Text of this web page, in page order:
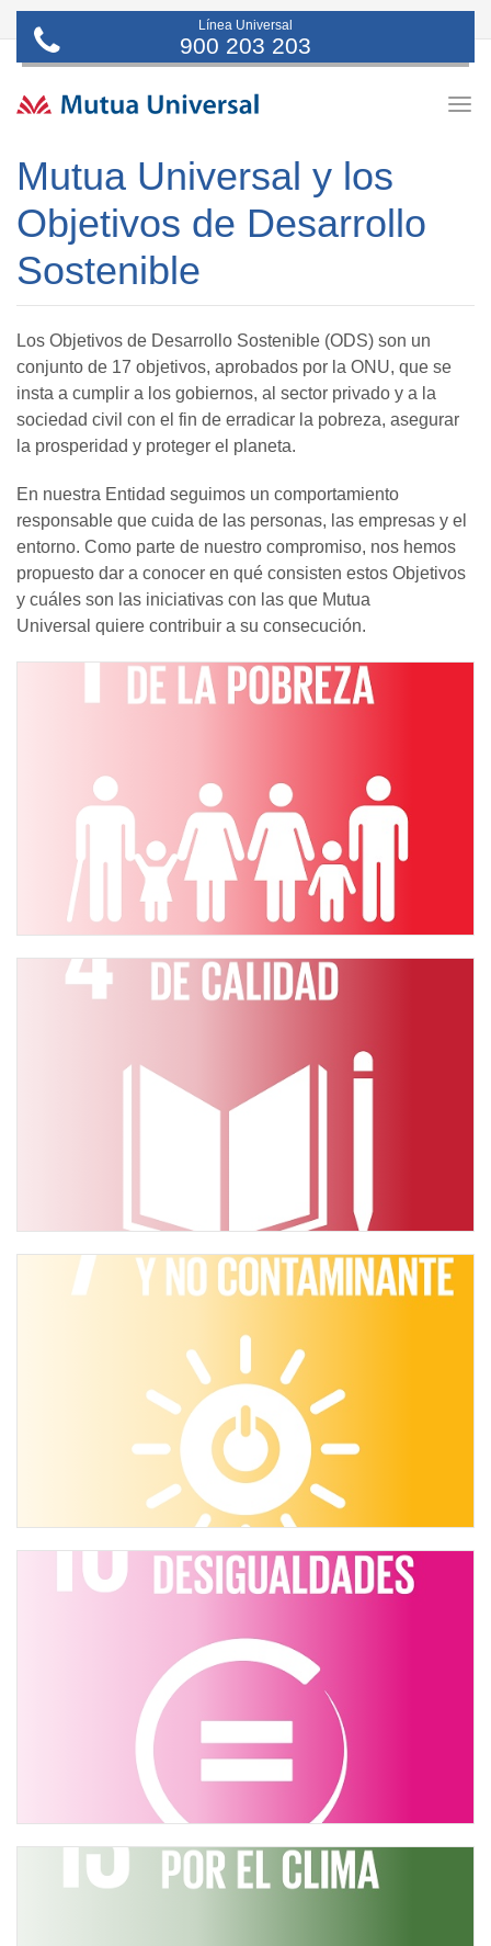
Línea Universal
900 203 203
Mutua Universal y los
Objetivos de Desarrollo
Sostenible
Los Objetivos de Desarrollo Sostenible (ODS) son un
conjunto de 17 objetivos, aprobados por la ONU, que se
insta a cumplir a los gobiernos, al sector privado y a la
sociedad civil con el fin de erradicar la pobreza, asegurar
la prosperidad y proteger el planeta.
En nuestra Entidad seguimos un comportamiento
responsable que cuida de las personas, las empresas y el
entorno. Como parte de nuestro compromiso, nos hemos
propuesto dar a conocer en qué consisten estos Objetivos
y cuáles son las iniciativas con las que Mutua
Universal quiere contribuir a su consecución.